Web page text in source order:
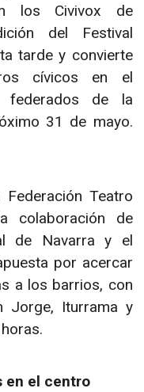
los Civivox de
del Festival
tarde y convierte
cívicos en el
federados de la
31 de mayo.
Teatro
colaboración de
de Navarra y el
por acercar
a los barrios, con
Jorge, Iturrama y
en el centro